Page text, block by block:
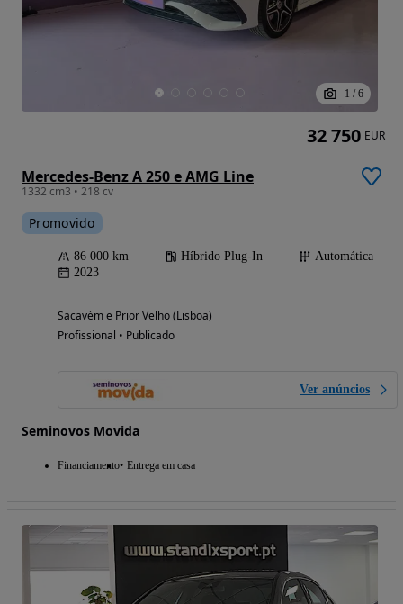
1 / 6
Mercedes-Benz A 250 e AMG Line
1332 cm3 • 218 cv
Promovido
86 000 km Híbrido Plug-In
Automática
2023
Sacavém e Prior Velho (Lisboa)
Profissional • Publicado
Ver anúncios
Seminovos Movida
Financiamento Entrega em casa
32 750 EUR